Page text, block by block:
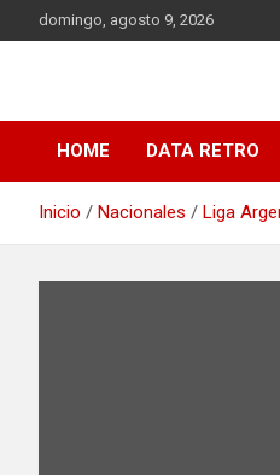
al
domingo, agosto 9, 2026
DATA
HOME DATA RETRO
Inicio Nacionales Liga